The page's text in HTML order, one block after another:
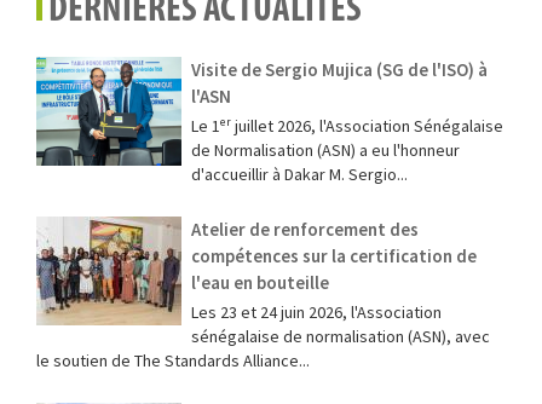
DERNIÈRES ACTUALITÉS
Visite de Sergio Mujica (SG de l'ISO) à
l'ASN
Le 1ᵉʳ juillet 2026, l'Association Sénégalaise
de Normalisation (ASN) a eu l'honneur
d'accueillir à Dakar M. Sergio...
Atelier de renforcement des
compétences sur la certification de
l'eau en bouteille
Les 23 et 24 juin 2026, l'Association
sénégalaise de normalisation (ASN), avec
le soutien de The Standards Alliance...